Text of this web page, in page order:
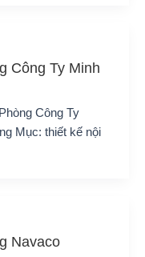
Công Ty Minh
Công Ty
Mục: thiết kế nội
Navaco